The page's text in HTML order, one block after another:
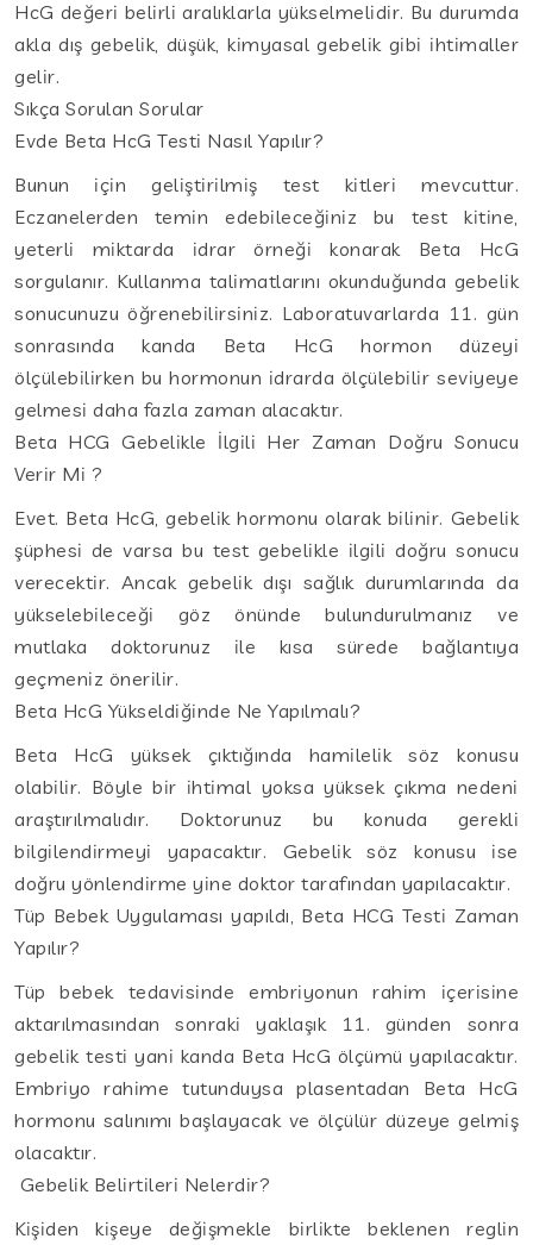
HcG değeri belirli aralıklarla yükselmelidir. Bu durumda
akla dış gebelik, düşük, kimyasal gebelik gibi ihtimaller
gelir.
Sıkça Sorulan Sorular
Evde Beta HcG Testi Nasıl Yapılır?
Bunun için geliştirilmiş test kitleri mevcuttur.
Eczanelerden temin edebileceğiniz bu test kitine,
yeterli miktarda idrar örneği konarak Beta HcG
sorgulanır. Kullanma talimatlarını okunduğunda gebelik
sonucunuzu öğrenebilirsiniz. Laboratuvarlarda 11. gün
sonrasında kanda Beta HcG hormon düzeyi
ölçülebilirken bu hormonun idrarda ölçülebilir seviyeye
gelmesi daha fazla zaman alacaktır.
Beta HCG Gebelikle İlgili Her Zaman Doğru Sonucu
Verir Mi ?
Evet. Beta HcG, gebelik hormonu olarak bilinir. Gebelik
şüphesi de varsa bu test gebelikle ilgili doğru sonucu
verecektir. Ancak gebelik dışı sağlık durumlarında da
yükselebileceği göz önünde bulundurulmanız ve
mutlaka doktorunuz ile kısa sürede bağlantıya
geçmeniz önerilir.
Beta HcG Yükseldiğinde Ne Yapılmalı?
Beta HcG yüksek çıktığında hamilelik söz konusu
olabilir. Böyle bir ihtimal yoksa yüksek çıkma nedeni
araştırılmalıdır. Doktorunuz bu konuda gerekli
bilgilendirmeyi yapacaktır. Gebelik söz konusu ise
doğru yönlendirme yine doktor tarafından yapılacaktır.
Tüp Bebek Uygulaması yapıldı, Beta HCG Testi Zaman
Yapılır?
Tüp bebek tedavisinde embriyonun rahim içerisine
aktarılmasından sonraki yaklaşık 11. günden sonra
gebelik testi yani kanda Beta HcG ölçümü yapılacaktır.
Embriyo rahime tutunduysa plasentadan Beta HcG
hormonu salınımı başlayacak ve ölçülür düzeye gelmiş
olacaktır.
Gebelik Belirtileri Nelerdir?
Kişiden kişeye değişmekle birlikte beklenen reglin